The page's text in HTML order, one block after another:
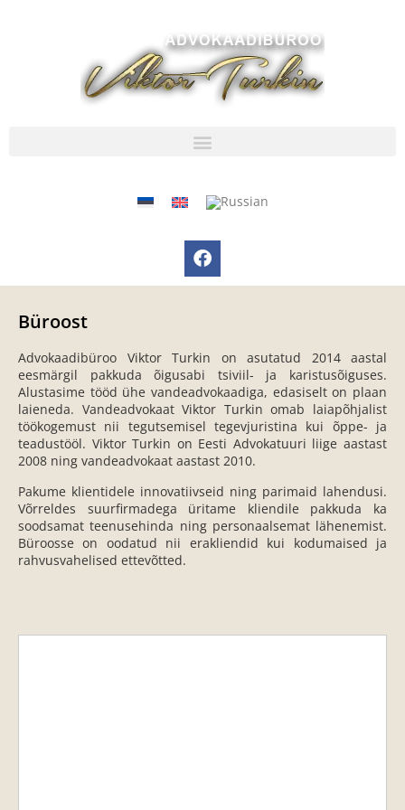
Büroost
Advokaadibüroo Viktor Turkin on asutatud 2014 aastal
eesmärgil pakkuda õigusabi tsiviil- ja karistusõiguses.
Alustasime tööd ühe vandeadvokaadiga, edasiselt on plaan
laieneda. Vandeadvokaat Viktor Turkin omab laiapõhjalist
töökogemust nii tegutsemisel tegevjuristina kui õppe- ja
teadustööl. Viktor Turkin on Eesti Advokatuuri liige aastast
2008 ning vandeadvokaat aastast 2010.
Pakume klientidele innovatiivseid ning parimaid lahendusi.
Võrreldes suurfirmadega üritame kliendile pakkuda ka
soodsamat teenusehinda ning personaalsemat lähenemist.
Büroosse on oodatud nii erakliendid kui kodumaised ja
rahvusvahelised ettevõtted.